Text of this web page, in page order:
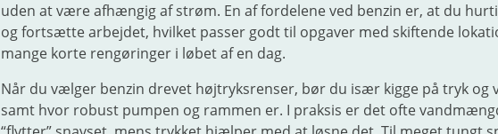
uden at være afhængig af strøm. En af fordelene ved benzin er, at du
og fortsætte arbejdet, hvilket passer godt til opgaver med skiftende
mange korte rengøringer i løbet af en dag.
Når du vælger benzin drevet højtryksrenser, bør du især kigge på tryk og
samt hvor robust pumpen og rammen er. I praksis er det ofte